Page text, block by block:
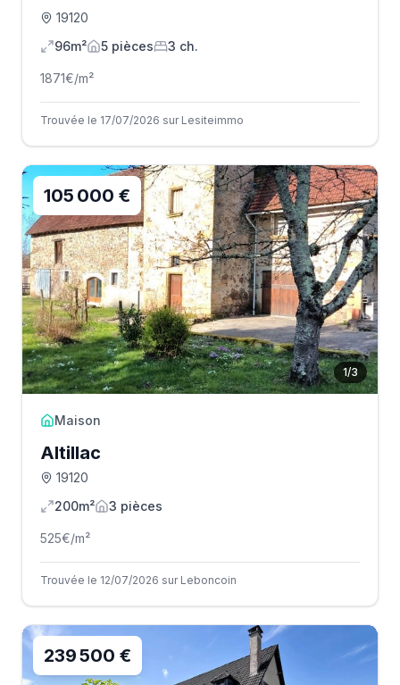
19120
96m²
5 pièces 3 ch.
1871€/m²
Trouvée le 17/07/2026 sur Lesiteimmo
1/3
105 000 €
Maison
Altillac
19120
200m²
3 pièces
525€/m²
Trouvée le 12/07/2026 sur Leboncoin
239 500 €